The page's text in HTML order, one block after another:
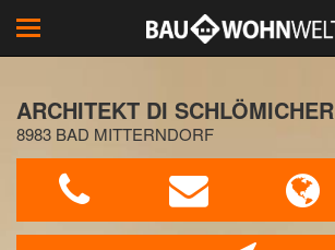
Toggle
navigation
ARCHITEKT DI SCHLÖMICHER
8983 BAD MITTERNDORF